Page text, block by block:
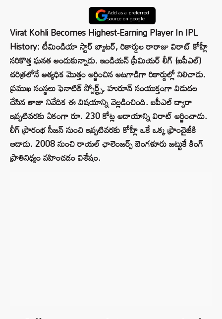
Add as a preferred
source on google
Virat Kohli Becomes Highest-Earning Player In IPL
History: టీమిండియా స్టార్ బ్యాటర్, రికార్డుల రారాజు విరాట్ కోహ్లీ
సరికొత్త ఘనత అందుకున్నాడు. ఇండియన్ ప్రీమియర్ లీగ్ (ఐపీఎల్)
చరిత్రలోనే అత్యధిక మొత్తం ఆర్జించిన ఆటగాడిగా రికార్డుల్లో నిలిచాడు.
ప్రముఖ సంస్థలు ఫెనాటిక్ స్పోర్ట్స్, హురూన్ సంయుక్తంగా విడుదల
చేసిన తాజా నివేదిక ఈ విషయాన్ని వెల్లడించింది. ఐపీఎల్ ద్వారా
ఇప్పటివరకు ఏకంగా రూ. 230 కోట్ల ఆదాయాన్ని విరాట్ ఆర్జించాడు.
లీగ్ ప్రారంభ సీజన్ నుంచి ఇప్పటివరకు కోహ్లీ ఒకే ఒక్క ఫ్రాంచైజీకి
ఆడాడు. 2008 నుంచి రాయల్ ఛాలెంజర్స్ బెంగళూరు జట్టుకే కింగ్
ప్రాతినిధ్యం వహించడం విశేషం.